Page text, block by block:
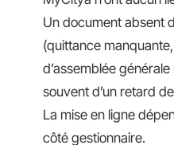
Un document absent
(quittance
d’assemblée
souvent d’un retard
La mise en ligne
côté gestionnaire.